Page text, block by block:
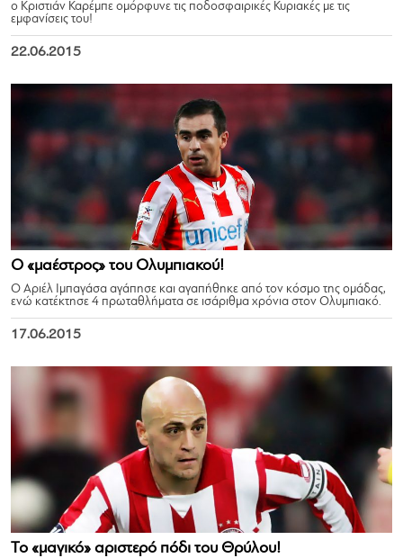
ο Κριστιάν Καρέμπε ομόρφυνε τις ποδοσφαιρικές Κυριακές με τις
εμφανίσεις του!
22.06.2015
Ο «μαέστρος» του Ολυμπιακού!
Ο Αριέλ Ιμπαγάσα αγάπησε και αγαπήθηκε από τον κόσμο της ομάδας,
ενώ κατέκτησε 4 πρωταθλήματα σε ισάριθμα χρόνια στον Ολυμπιακό.
17.06.2015
Το «μαγικό» αριστερό πόδι του Θρύλου!